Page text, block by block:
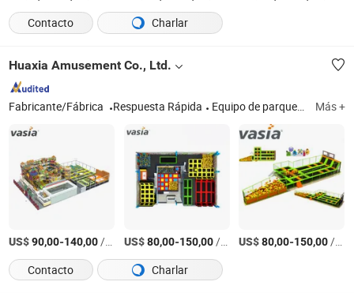
Contacto
Charlar
Huaxia Amusement Co., Ltd.
Fabricante/Fábrica Respuesta Rápida Equipo de parque infantil Más +
US$90,00-140,00/Metro Cuadrado US$80,00-150,00/Metro Cuadrado US$80,00-150,00/Metro Cuadrado
Contacto
Charlar